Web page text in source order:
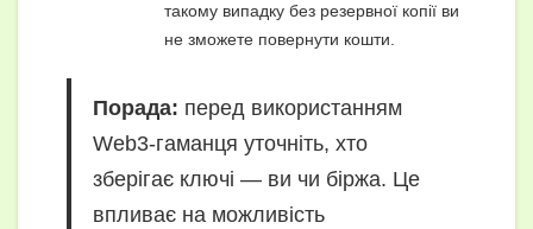
такому випадку без резервної копії ви
не зможете повернути кошти.
Порада: перед використанням
Web3-гаманця уточніть, хто
зберігає ключі — ви чи біржа. Це
впливає на можливість